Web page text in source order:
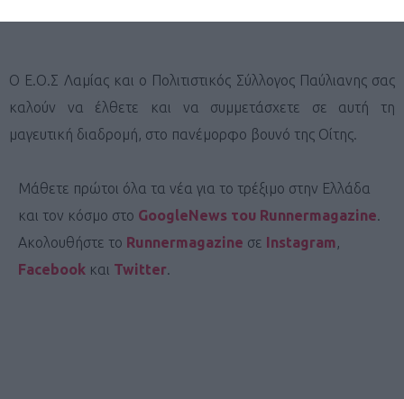
Ο Ε.Ο.Σ Λαμίας και ο Πολιτιστικός Σύλλογος Παύλιανης σας
καλούν να έλθετε και να συμμετάσχετε σε αυτή τη
μαγευτική διαδρομή, στο πανέμορφο βουνό της Οίτης.
Μάθετε πρώτοι όλα τα νέα για το τρέξιμο στην Ελλάδα
και τον κόσμο στο GoogleNews του Runnermagazine.
Ακολουθήστε το Runnermagazine σε Instagram,
Facebook και Twitter.